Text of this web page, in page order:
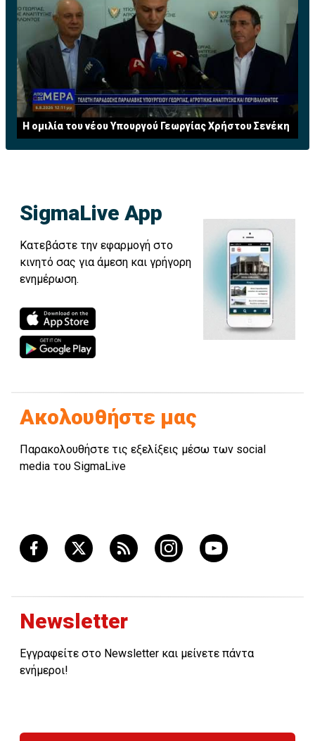
Η ομιλία του νέου Υπουργού Γεωργίας Χρήστου Σενέκη
SigmaLive App
Κατεβάστε την εφαρμογή στο
κινητό σας για άμεση και γρήγορη
ενημέρωση.
Ακολουθήστε μας
Παρακολουθήστε τις εξελίξεις μέσω των social
media του SigmaLive
Newsletter
Εγγραφείτε στο Newsletter και μείνετε πάντα
ενήμεροι!